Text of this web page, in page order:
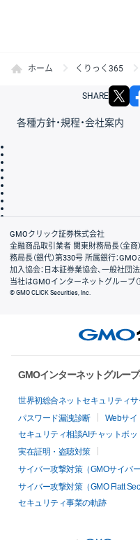
ホーム くりっく365
SHARE
各種方針・規程・会社案内
会社案内
GMOクリック証券株式会社
金融商品取引業者 関東財務局長（金
務局長（銀代）第330号 所属銀行：
加入協会：日本証券業協会、一般社団
当社はGMOインターネットグループ
© GMO CLICK Securities, Inc.
GMOインターネットグルー
世界初総合ネットセキュリティサ
パスワード漏洩診断
Webサイ
セキュリティ相談AIチャットボッ
実在証明・盗聴対策
サイバー攻撃対策（GMOサイバ
サイバー攻撃対策（GMO Flatt
セキュリティ事業の軌跡